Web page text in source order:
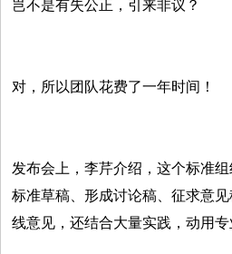
岂不是有失公正，引来非议？
对，所以团队花费了一年时间！
发布会上，李芹介绍，这个标准
标准草稿、形成讨论稿、征求意
线意见，还结合大量实践，动用